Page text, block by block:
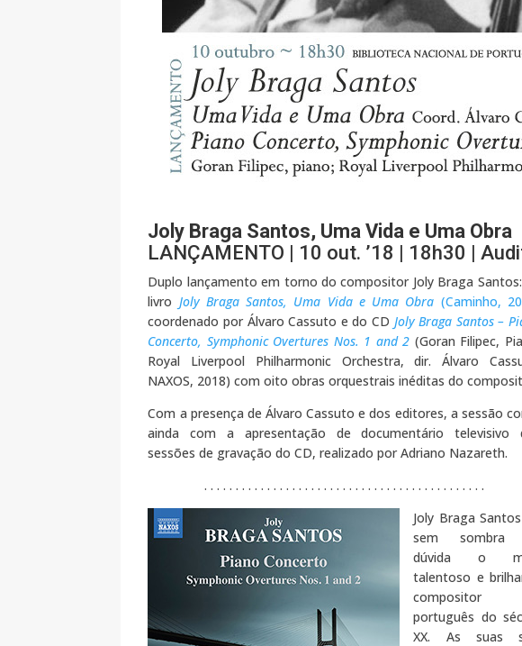
Joly Braga Santos, Uma Vida e Uma Obra
LANÇAMENTO | 10 out. ’18 | 18h30 |
Duplo lançamento em torno do compositor Joly Braga
livro Joly Braga Santos, Uma Vida e Uma Obra (Caminho,
coordenado por Álvaro Cassuto e do CD Joly Braga Santos –
Concerto, Symphonic Overtures Nos. 1 and 2 (Goran Filipec,
Royal Liverpool Philharmonic Orchestra, dir. Álvaro
NAXOS, 2018) com oito obras orquestrais inéditas do
Com a presença de Álvaro Cassuto e dos editores, a sessão
ainda com a apresentação de documentário televisivo
sessões de gravação do CD, realizado por Adriano Nazareth.
. . . . . . . . . . . . . . . . . . . . . . . . . . . . . . . . . . . . . . . . . . . . .
Joly Braga
sem sombra
dúvida o
talentoso e
compositor
português do
XX. As suas